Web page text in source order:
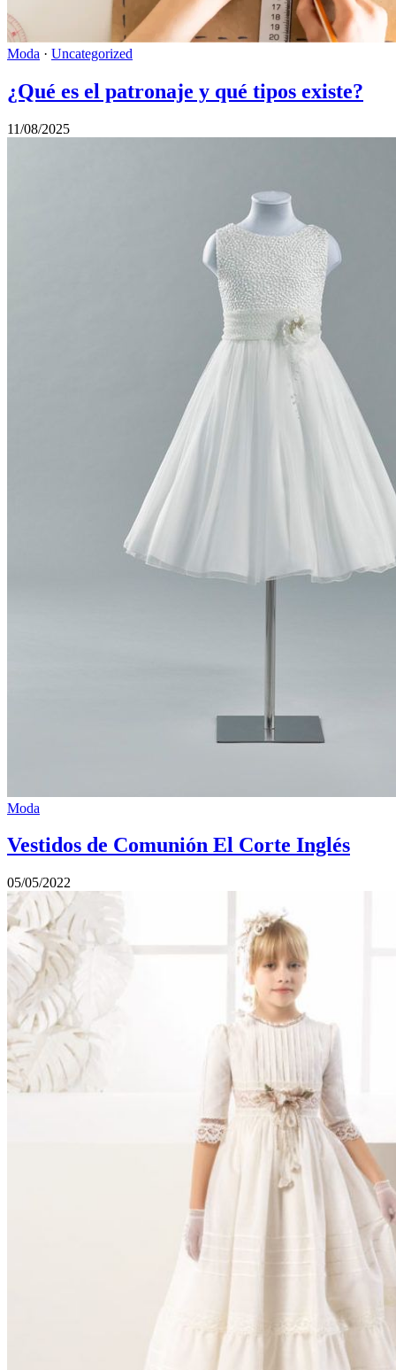
Moda · Uncategorized
¿Qué es el patronaje y qué tipos existe?
11/08/2025
Moda
Vestidos de Comunión El Corte Inglés
05/05/2022